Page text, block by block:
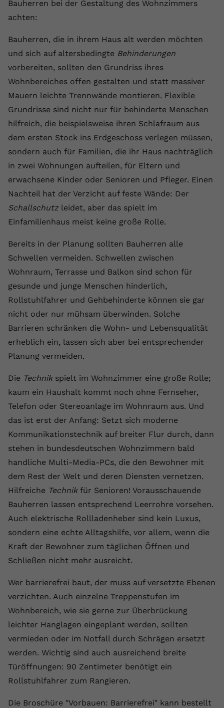
Bauherren bei der Gestaltung des Wohnzimmers
achten:
Bauherren, die in ihrem Haus alt werden möchten
und sich auf altersbedingte Behinderungen
vorbereiten, sollten den Grundriss ihres
Wohnbereiches offen gestalten und statt massiver
Mauern leichte Trennwände montieren. Flexible
Grundrisse sind nicht nur für behinderte Menschen
hilfreich, die beispielsweise ihren Schlafraum aus
dem ersten Stock ins Erdgeschoss verlegen müssen,
sondern auch für Familien, die ihr Haus nachträglich
in zwei Wohnungen aufteilen, für Eltern und
erwachsene Kinder oder Senioren und Pfleger. Einen
Nachteil hat der Verzicht auf feste Wände: Der
Schallschutzleidet, aber das spielt im
Einfamilienhaus meist keine große Rolle.
Bereits in der Planung sollten Bauherren alle
Schwellen vermeiden. Schwellen zwischen
Wohnraum, Terrasse und Balkon sind schon für
gesunde und junge Menschen hinderlich,
Rollstuhlfahrer und Gehbehinderte können sie gar
nicht oder nur mühsam überwinden. Solche
Barrieren schränken die Wohn- und Lebensqualität
erheblich ein, lassen sich aber bei entsprechender
Planung vermeiden.
Die Technikspielt im Wohnzimmer eine große Rolle;
kaum ein Haushalt kommt noch ohne Fernseher,
Telefon oder Stereoanlage im Wohnraum aus. Und
das ist erst der Anfang: Setzt sich moderne
Kommunikationstechnik auf breiter Flur durch, dann
stehen in bundesdeutschen Wohnzimmern bald
handliche Multi-Media-PCs, die den Bewohner mit
dem Rest der Welt und deren Diensten vernetzen.
Hilfreiche Technikfür Senioren! Vorausschauende
Bauherren lassen entsprechend Leerrohre vorsehen.
Auch elektrische Rollladenheber sind kein Luxus,
sondern eine echte Alltagshilfe, vor allem, wenn die
Kraft der Bewohner zum täglichen Öffnen und
Schließen nicht mehr ausreicht.
Wer barrierefrei baut, der muss auf versetzte Ebenen
verzichten. Auch einzelne Treppenstufen im
Wohnbereich, wie sie gerne zur Überbrückung
leichter Hanglagen eingeplant werden, sollten
vermieden oder im Notfall durch Schrägen ersetzt
werden. Wichtig sind auch ausreichend breite
Türöffnungen: 90 Zentimeter benötigt ein
Rollstuhlfahrer zum Rangieren.
Die Broschüre "Vorbauen: Barrierefrei" kann bestellt
Laufzeit 1 Jahr
Zweck
Einstellungen. Unter anderem eine
historische Speicherung Ihrer
vorgenommen Einstellungen, falls der
Webseiten-Betreiber dies eingestellt
Name fe_typo_user
Laufzeit Session
Zweck
Dieses Cookie wird verwendet, um die
Speicherung von
Benutzereinstellungen zu ermöglichen.
Zweck
wiederzuerkennen und statistische
Name _gcl au
Zweck
Wird von Google Ads für das
Conversion-Tracking verwendet, um
Cookie-Informationen anzeigen
Wir verwenden auf unserer Website externe Inhalte,
um Ihnen zusätzliche Informationen anzubieten.
Anbieter vimeo.com
Zweck
Vimeo installiert dieses Cookie, um
Tracking-Informationen zu sammeln,
indem es eine eindeutige ID zum
Einbetten von Videos auf der Website
setzt.
Laufzeit 2 Jahre
Zweck
eingebettete YouTube-Videos und
registriert anonyme statistische Daten.
Anbieter Youtube.com
Laufzeit Session
Zweck
Videopräferenzen des Benutzers zu
speichern, der eingebettete YouTube-
Videos verwendet.
Name yt.innertube::requests
Anbieter youtube.com
Laufzeit Session
Zweck
Dieser von YouTube gesetzte Cookie
registriert eine eindeutige ID, um
Daten darüber zu speichern, welche
Videos von YouTube der Nutzer
Anbieter Youtube.com
Laufzeit Session
Dieser von YouTube gesetzte Cookie
registriert eine eindeutige ID, um
Videos von YouTube der Nutzer